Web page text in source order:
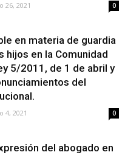
26, 2021 0
en materia de guardia
hijos en la Comunidad
5/2011, de 1 de abril y
del
4, 2021 0
del abogado en